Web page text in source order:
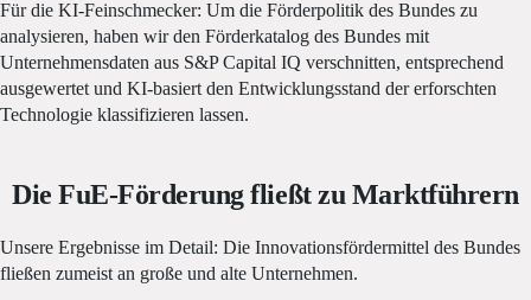
Für die KI-Feinschmecker: Um die Förderpolitik des Bundes zu
analysieren, haben wir den Förderkatalog des Bundes mit
Unternehmensdaten aus S&P Capital IQ verschnitten, entsprechend
ausgewertet und KI-basiert den Entwicklungsstand der erforschten
Technologie klassifizieren lassen.
Die FuE-Förderung fließt zu Marktführern
Unsere Ergebnisse im Detail: Die Innovationsfördermittel des Bundes
fließen zumeist an große und alte Unternehmen.